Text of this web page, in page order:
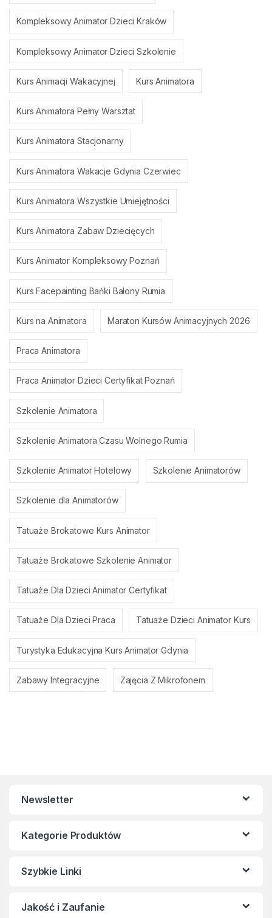
Kompleksowy Animator Dzieci Kraków
Kompleksowy Animator Dzieci Szkolenie
Kurs Animacji Wakacyjnej Kurs Animatora
Kurs Animatora Pełny Warsztat
Kurs Animatora Stacjonarny
Kurs Animatora Wakacje Gdynia Czerwiec
Kurs Animatora Wszystkie Umiejętności
Kurs Animatora Zabaw Dziecięcych
Kurs Animator Kompleksowy Poznań
Kurs Facepainting Bańki Balony Rumia
Kurs na Animatora Maraton Kursów Animacyjnych 2026
Praca Animatora
Praca Animator Dzieci Certyfikat Poznań
Szkolenie Animatora
Szkolenie Animatora Czasu Wolnego Rumia
Szkolenie Animator Hotelowy Szkolenie Animatorów
Szkolenie dla Animatorów
Tatuaże Brokatowe Kurs Animator
Tatuaże Brokatowe Szkolenie Animator
Tatuaże Dla Dzieci Animator Certyfikat
Tatuaże Dla Dzieci Praca Tatuaże Dzieci Animator Kurs
Turystyka Edukacyjna Kurs Animator Gdynia
Zabawy Integracyjne Zajęcia Z Mikrofonem
Newsletter
Kategorie Produktów
Szybkie Linki
Jakość i Zaufanie